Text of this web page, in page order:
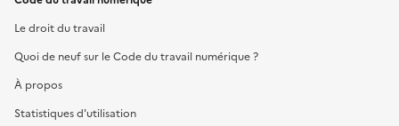
Le droit du travail
Quoi de neuf sur le Code du travail numérique ?
À propos
Statistiques d'utilisation